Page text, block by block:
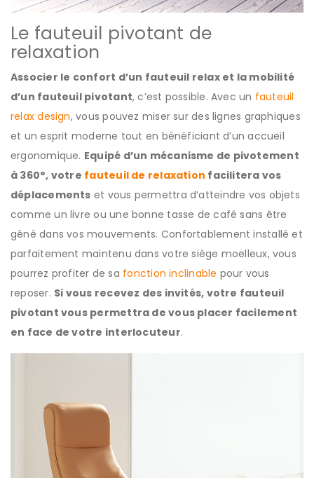
Le fauteuil pivotant de
relaxation
Associer le confort d’un fauteuil relax et la mobilité
d’un fauteuil pivotant, c’est possible. Avec un fauteuil
relax design, vous pouvez miser sur des lignes graphiques
et un esprit moderne tout en bénéficiant d’un accueil
ergonomique. Equipé d’un mécanisme de pivotement
à 360°, votre fauteuil de relaxation facilitera vos
déplacements et vous permettra d’atteindre vos objets
comme un livre ou une bonne tasse de café sans être
gêné dans vos mouvements. Confortablement installé et
parfaitement maintenu dans votre siège moelleux, vous
pourrez profiter de sa fonction inclinable pour vous
reposer. Si vous recevez des invités, votre fauteuil
pivotant vous permettra de vous placer facilement
en face de votre interlocuteur.